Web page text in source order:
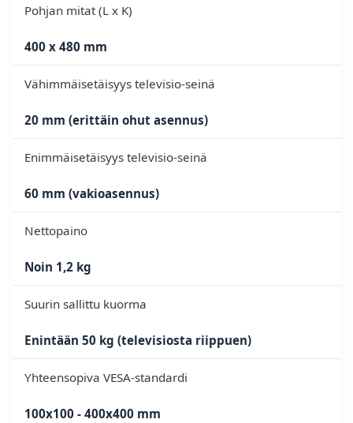
Pohjan mitat (L x K)
400 x 480 mm
Vähimmäisetäisyys televisio-seinä
20 mm (erittäin ohut asennus)
Enimmäisetäisyys televisio-seinä
60 mm (vakioasennus)
Nettopaino
Noin 1,2 kg
Suurin sallittu kuorma
Enintään 50 kg (televisiosta riippuen)
Yhteensopiva VESA-standardi
100x100 - 400x400 mm